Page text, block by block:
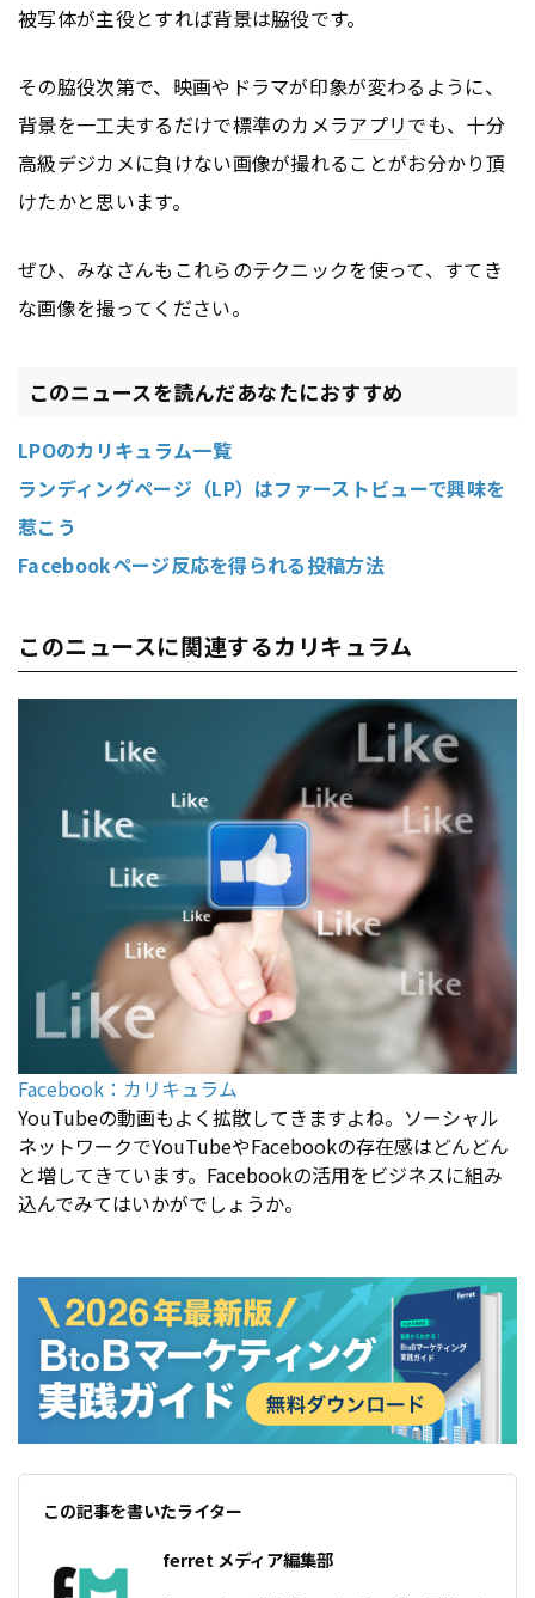
被写体が主役とすれば背景は脇役です。
その脇役次第で、映画やドラマが印象が変わるように、
背景を一工夫するだけで標準のカメラアプリでも、十分
高級デジカメに負けない画像が撮れることがお分かり頂
けたかと思います。
ぜひ、みなさんもこれらのテクニックを使って、すてき
な画像を撮ってください。
このニュースを読んだあなたにおすすめ
LPOのカリキュラム一覧
ランディングページ（LP）はファーストビューで興味を
惹こう
Facebookページ反応を得られる投稿方法
このニュースに関連するカリキュラム
Facebook：カリキュラム
YouTubeの動画もよく拡散してきますよね。ソーシャル
ネットワークでYouTubeやFacebookの存在感はどんどん
と増してきています。Facebookの活用をビジネスに組み
込んでみてはいかがでしょうか。
この記事を書いたライター
ferret メディア編集部